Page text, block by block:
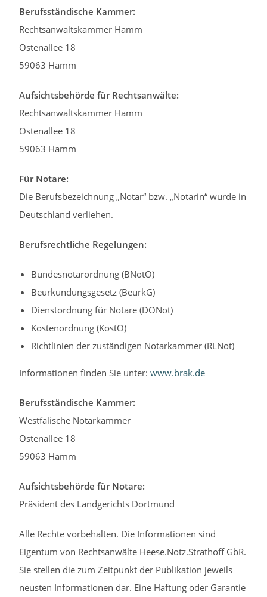
Berufsständische Kammer:
Rechtsanwaltskammer Hamm
Ostenallee 18
59063 Hamm
Aufsichtsbehörde für Rechtsanwälte:
Rechtsanwaltskammer Hamm
Ostenallee 18
59063 Hamm
Für Notare:
Die Berufsbezeichnung „Notar“ bzw. „Notarin“ wurde in
Deutschland verliehen.
Berufsrechtliche Regelungen:
Bundesnotarordnung (BNotO)
Beurkundungsgesetz (BeurkG)
Dienstordnung für Notare (DONot)
Kostenordnung (KostO)
Richtlinien der zuständigen Notarkammer (RLNot)
Informationen finden Sie unter:www.brak.de
Berufsständische Kammer:
Westfälische Notarkammer
Ostenallee 18
59063 Hamm
Aufsichtsbehörde für Notare:
Präsident des Landgerichts Dortmund
Alle Rechte vorbehalten. Die Informationen sind
Eigentum von Rechtsanwälte Heese.Notz.Strathoff GbR.
Sie stellen die zum Zeitpunkt der Publikation jeweils
neusten Informationen dar. Eine Haftung oder Garantie